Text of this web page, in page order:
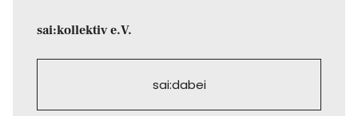
sai:kollektiv e.V.
sai:dabei